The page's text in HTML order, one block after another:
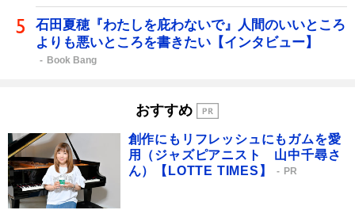
石田夏穂『わたしを庇わないで』人間のいいところ
よりも悪いところを書きたい【インタビュー】
Book Bang
おすすめ
創作にもリフレッシュにもガムを愛
用（ジャズピアニスト 山中千尋さ
ん）【LOTTE TIMES】
PR